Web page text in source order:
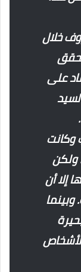
خلال
على
وكانت
ولكن
إلا أن